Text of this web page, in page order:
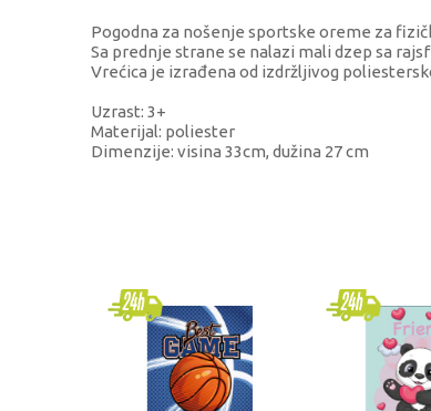
Pogodna za nošenje sportske oreme za
Sa prednje strane se nalazi mali dzep sa
Vrećica je izrađena od izdržljivog
Uzrast: 3+
Materijal: poliester
Dimenzije: visina 33cm, dužina 27 cm
Brend
Pol
Uzrast